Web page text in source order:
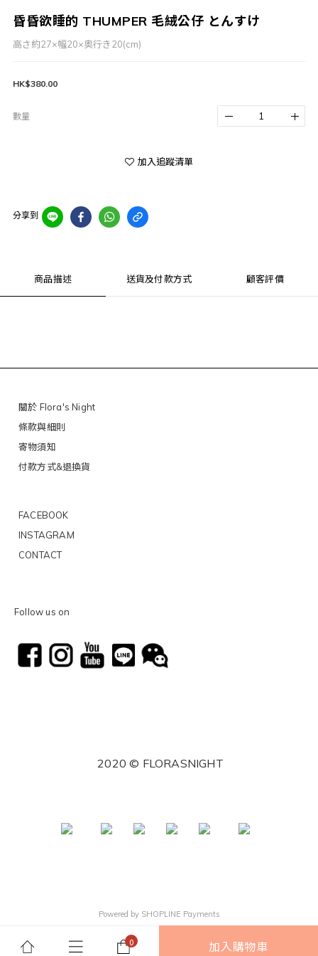
昏昏欲睡的 THUMPER 毛絨公仔 とんすけ
高さ約27×幅20×奥行き20(cm)
HK$380.00
數量
加入購物車
加入追蹤清單
分享到
商品描述 送貨及付款方式 顧客評價
關於 Flora's Night
條款與細則
寄物須知
付款方式&退換貨
FACEBOOK
INSTAGRAM
CONTACT
Follow us on
2020 © FLORASNIGHT
Powered by SHOPLINE Payments